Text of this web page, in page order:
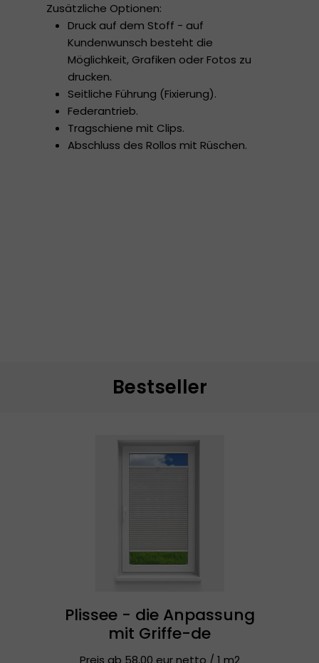
Plissee - die Anpassung
mit Griffe-de
Preis ab 58,00 eur netto / 1 m2
Zusätzliche Optionen:
Druck auf dem Stoff - auf
Kundenwunsch besteht die
Möglichkeit, Grafiken oder Fotos zu
drucken.
Seitliche Führung (Fixierung).
Federantrieb.
Tragschiene mit Clips.
Abschluss des Rollos mit Rüschen.
Bestseller